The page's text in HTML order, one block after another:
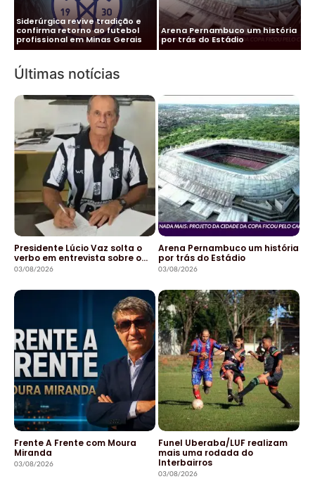
Siderúrgica revive tradição e
confirma retorno ao futebol
profissional em Minas Gerais
Arena Pernambuco um história
por trás do Estádio
Frente A Frente com Moura
Miranda
Últimas notícias
Presidente Lúcio Vaz solta o
verbo em entrevista sobre o…
03/08/2026
Arena Pernambuco um história
por trás do Estádio
03/08/2026
Frente A Frente com Moura
Miranda
03/08/2026
Funel Uberaba/LUF realizam
mais uma rodada do
Interbairros
03/08/2026